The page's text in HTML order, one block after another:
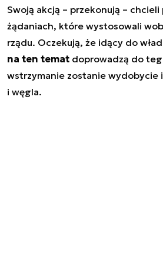
Swoją akcją – przekonują –
żądaniach, które wystosowali
rządu. Oczekują, że idący do
na ten temat doprowadzą do
wstrzymanie zostanie wydobycie
i węgla.